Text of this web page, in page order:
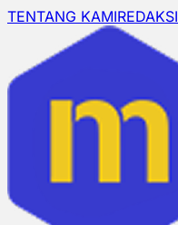
TENTANG KAMIREDAKSI